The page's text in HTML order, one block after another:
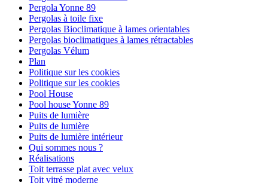
Pergola Yonne 89
Pergolas à toile fixe
Pergolas Bioclimatique à lames orientables
Pergolas bioclimatiques à lames rétractables
Pergolas Vélum
Plan
Politique sur les cookies
Politique sur les cookies
Pool House
Pool house Yonne 89
Puits de lumière
Puits de lumière
Puits de lumière intérieur
Qui sommes nous ?
Réalisations
Toit terrasse plat avec velux
Toit vitré moderne